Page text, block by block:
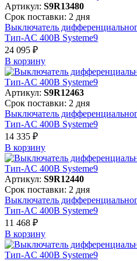
Артикул: S9R13480
Срок поставки: 2 дня
Выключатель
Тип-AC 400В Systeme9
24 095 ₽
В корзинy
Артикул: S9R12463
Срок поставки: 2 дня
Выключатель
Тип-AC 400В Systeme9
14 335 ₽
В корзинy
Артикул: S9R12440
Срок поставки: 2 дня
Выключатель
Тип-AC 400В Systeme9
11 468 ₽
В корзинy